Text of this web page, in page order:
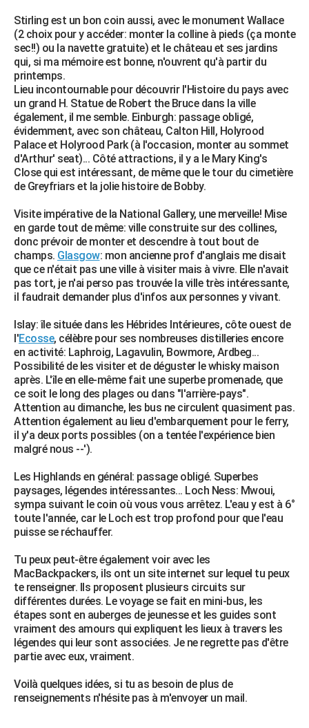
Stirling est un bon coin aussi, avec le monument Wallace
(2 choix pour y accéder: monter la colline à pieds (ça monte
sec!!) ou la navette gratuite) et le château et ses jardins
qui, si ma mémoire est bonne, n'ouvrent qu'à partir du
printemps.
Lieu incontournable pour découvrir l'Histoire du pays avec
un grand H. Statue de Robert the Bruce dans la ville
également, il me semble. Einburgh: passage obligé,
évidemment, avec son château, Calton Hill, Holyrood
Palace et Holyrood Park (à l'occasion, monter au sommet
d'Arthur' seat)... Côté attractions, il y a le Mary King's
Close qui est intéressant, de même que le tour du cimetière
de Greyfriars et la jolie histoire de Bobby.
Visite impérative de la National Gallery, une merveille! Mise
en garde tout de même: ville construite sur des collines,
donc prévoir de monter et descendre à tout bout de
champs. Glasgow: mon ancienne prof d'anglais me disait
que ce n'était pas une ville à visiter mais à vivre. Elle n'avait
pas tort, je n'ai perso pas trouvée la ville très intéressante,
il faudrait demander plus d'infos aux personnes y vivant.
Islay: île située dans les Hébrides Intérieures, côte ouest de
l'Ecosse, célèbre pour ses nombreuses distilleries encore
en activité: Laphroig, Lagavulin, Bowmore, Ardbeg...
Possibilité de les visiter et de déguster le whisky maison
après. L'île en elle-même fait une superbe promenade, que
ce soit le long des plages ou dans "l'arrière-pays".
Attention au dimanche, les bus ne circulent quasiment pas.
Attention également au lieu d'embarquement pour le ferry,
il y'a deux ports possibles (on a tentée l'expérience bien
malgré nous --').
Les Highlands en général: passage obligé. Superbes
paysages, légendes intéressantes... Loch Ness: Mwoui,
sympa suivant le coin où vous vous arrêtez. L'eau y est à 6°
toute l'année, car le Loch est trop profond pour que l'eau
puisse se réchauffer.
Tu peux peut-être également voir avec les
MacBackpackers, ils ont un site internet sur lequel tu peux
te renseigner. Ils proposent plusieurs circuits sur
différentes durées. Le voyage se fait en mini-bus, les
étapes sont en auberges de jeunesse et les guides sont
vraiment des amours qui expliquent les lieux à travers les
légendes qui leur sont associées. Je ne regrette pas d'être
partie avec eux, vraiment.
Voilà quelques idées, si tu as besoin de plus de
renseignements n'hésite pas à m'envoyer un mail.